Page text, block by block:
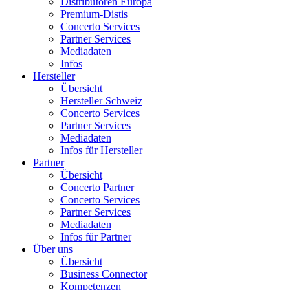
Premium-Distis
Concerto Services
Partner Services
Mediadaten
Infos
Hersteller
Übersicht
Hersteller Schweiz
Concerto Services
Partner Services
Mediadaten
Infos für Hersteller
Partner
Übersicht
Concerto Partner
Concerto Services
Partner Services
Mediadaten
Infos für Partner
Über uns
Übersicht
Business Connector
Kompetenzen